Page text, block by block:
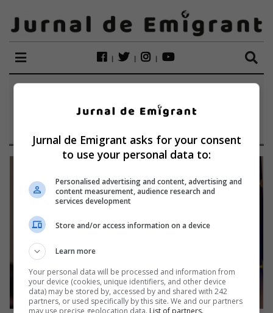
ETICHETĂ:
VENTILATOARE
Jurnal de Emigrant asks for your consent
to use your personal data to:
Personalised advertising and content, advertising and
content measurement, audience research and
services development
Store and/or access information on a device
Learn more
Your personal data will be processed and information from
your device (cookies, unique identifiers, and other device
data) may be stored by, accessed by and shared with 242
partners, or used specifically by this site. We and our partners
may use precise geolocation data. List of partners.